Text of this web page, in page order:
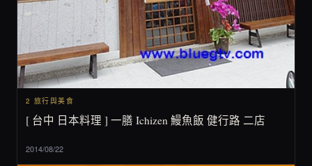
2 旅行與美食
[ 台中 日本料理 ] 一膳 Ichizen 鰻魚飯 健行路 二店
2014/08/22